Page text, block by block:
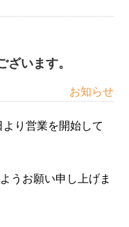
います。
お知らせ
り営業を開始して
うお願い申し上げま